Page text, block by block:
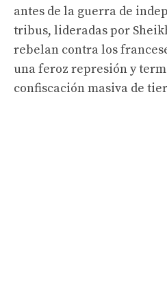
antes de la guerra de
tribus, lideradas por
rebelan contra los
una feroz represión y
confiscación masiva de